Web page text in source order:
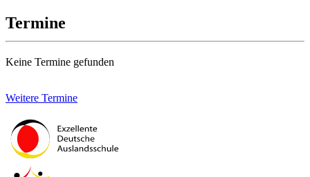
Termine
Keine Termine gefunden
Weitere Termine